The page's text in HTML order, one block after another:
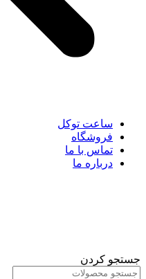
ساعت توکل
فروشگاه
تماس با ما
درباره ما
جستجو کردن